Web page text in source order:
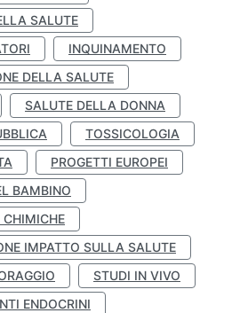
SALUTE
INQUINAMENTO
DELLA SALUTE
SALUTE DELLA DONNA
TOSSICOLOGIA
PROGETTI EUROPEI
BAMBINO
CHIMICHE
IMPATTO SULLA SALUTE
STUDI IN VIVO
ENDOCRINI